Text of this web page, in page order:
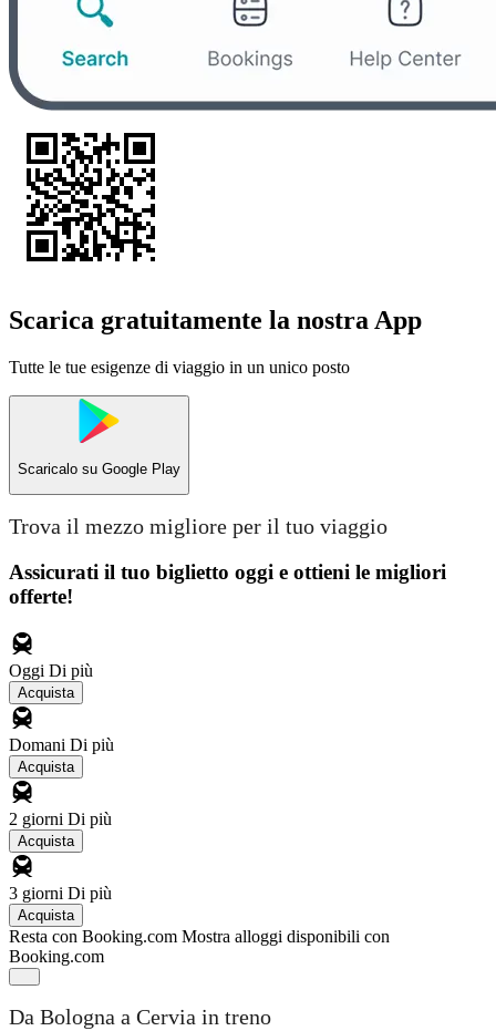
Scarica gratuitamente la nostra App
Tutte le tue esigenze di viaggio in un unico posto
Scaricalo su Google Play
Trova il mezzo migliore per il tuo viaggio
Assicurati il ​​tuo biglietto oggi e ottieni le migliori
offerte!
Oggi Di più
Acquista
Domani Di più
Acquista
2 giorni Di più
Acquista
3 giorni Di più
Acquista
Resta con Booking.com Mostra alloggi disponibili con
Booking.com
Da Bologna a Cervia in treno